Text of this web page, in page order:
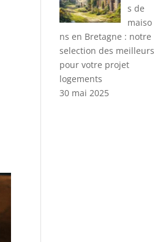
s de
maiso
ns en Bretagne : notre
selection des meilleurs
pour votre projet
logements
30 mai 2025